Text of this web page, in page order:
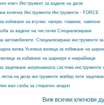
ключ Инструмент за вадене на дюзи
количка Инструменти Инструменти - FORCE
избиване на втулки, лагери, главини, тампони
за вадене на чистачки Специализирани
автомобилите.
Специализирани инструменти за
вилка Усилена вилица за избиване на
вилица за избиване на шарнири и накрайници
зацепване ангренажната система инструменти
на дюзи инструменти зембер пети
вал скоба за спирачен апарат
Виж всички ключови